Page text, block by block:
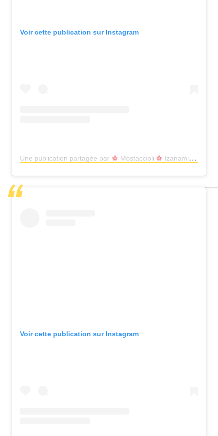
Voir cette publication sur Instagram
Une publication partagée par Mostaccioli Izanami
Voir cette publication sur Instagram